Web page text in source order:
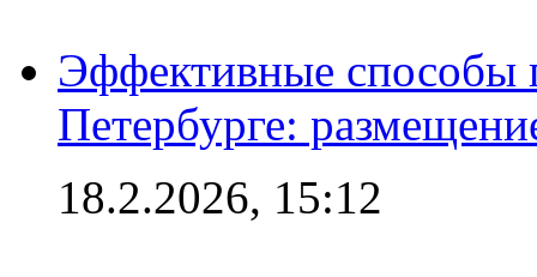
Эффективные способы
Петербурге:
18.2.2026, 15:12